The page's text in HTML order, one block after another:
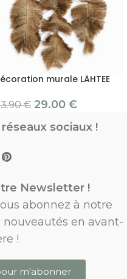
murale LÄHTEE
€ 29.00 €
sociaux !
Newsletter !
abonnez à notre
en avant-
!
m'abonner